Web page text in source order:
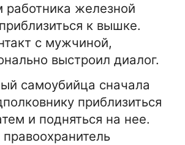
работника железной
к вышке.
с мужчиной,
выстроил диалог.
самоубийца сначала
приблизиться
и подняться на нее.